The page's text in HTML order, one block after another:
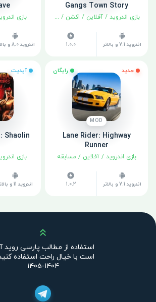
Gangs Town Story
بازی اندروید / آفلاین / اکشن / ماجراجویی
اندروید 7.1 و بالاتر 1.0.0
بازی
اندروید 8.0 و بالاتر
جدید رایگان
MOD
Lane Rider: Highway
Runner
بازی اندروید /آفلاین / مسابقه
اندروید 7.1 و بالاتر 1.0.2
آپدیت
Shaolin
بازی
اندروید 11 و بالاتر
بالا
استفاده از مطالب پارسی روید
است با خیال راحت استفاده
1404-1405